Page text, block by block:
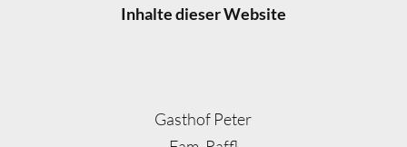
Inhalte dieser Website
Gasthof Peter